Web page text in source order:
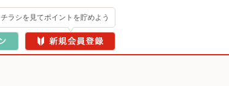
チラシを見てポイントを貯めよう